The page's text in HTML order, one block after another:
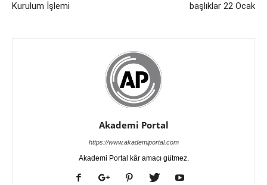
Kurulum İşlemi
başlıklar 22 Ocak
Akademi Portal
https://www.akademiportal.com
Akademi Portal kâr amacı gütmez.